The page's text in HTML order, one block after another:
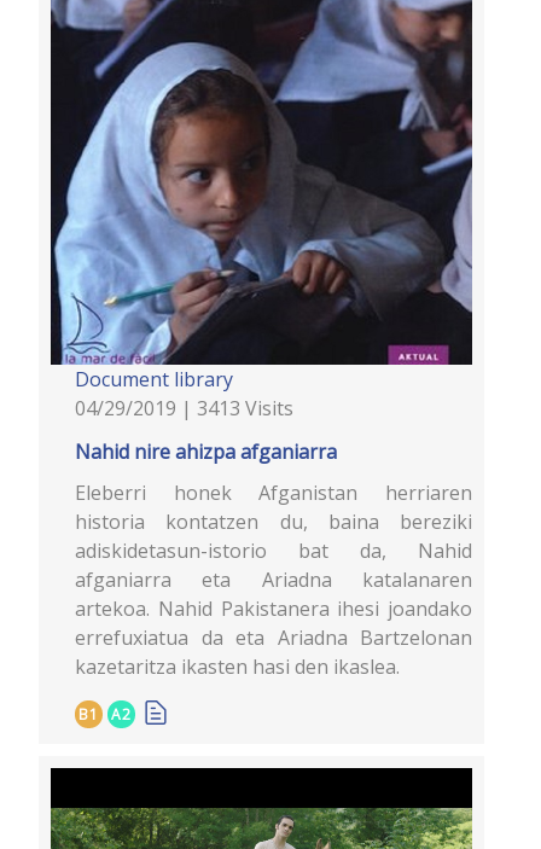
Document library
04/29/2019 | 3413 Visits
Nahid nire ahizpa afganiarra
Eleberri honek Afganistan herriaren
historia kontatzen du, baina bereziki
adiskidetasun-istorio bat da, Nahid
afganiarra eta Ariadna katalanaren
artekoa. Nahid Pakistanera ihesi joandako
errefuxiatua da eta Ariadna Bartzelonan
kazetaritza ikasten hasi den ikaslea.
B1 A2